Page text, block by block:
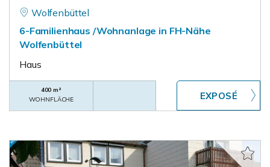
Wolfenbüttel
6-Familienhaus /Wohnanlage in FH-Nähe
Wolfenbüttel
Haus
400 m²
WOHNFLÄCHE